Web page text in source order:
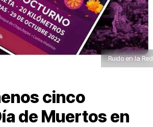
Ruido en la Red
cinco
de Muertos en